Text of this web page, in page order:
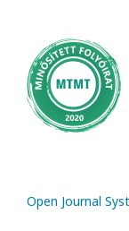
Open Journal